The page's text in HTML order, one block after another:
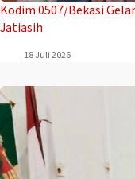
Kodim 0507/Bekasi
Jatiasih
18 Juli 2026